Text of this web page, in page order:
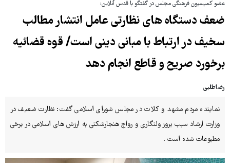
عضو کمیسیون فرهنگی مجلس در گفتگو با قدس آنلاین:
ضعف دستگاه های نظارتی عامل انتشار مطالب
سخیف در ارتباط با مبانی دینی است/ قوه قضائیه
برخورد صریح و قاطع انجام دهد
رضاطلبی
نماینده مردم مشهد و کلات در مجلس شورای اسلامی گفت: نظارت ضعیف در
وزارت ارشاد سبب بروز ولنگاری و رواج هنجارشکنی به ارزش های اسلامی در برخی
مطبوعات شده است .